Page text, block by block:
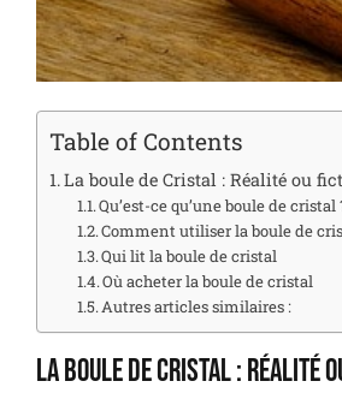
Table of Contents
La boule de Cristal : Réalité ou
Qu’est-ce qu’une boule de cristal
Comment utiliser la boule de
Qui lit la boule de cristal
Où acheter la boule de cristal
Autres articles similaires :
La boule de Cristal : Réalité